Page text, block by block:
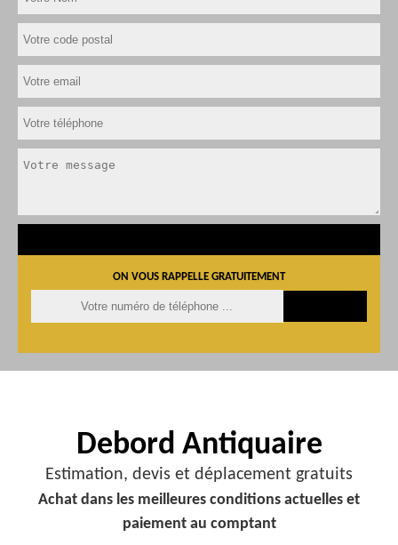
ON VOUS RAPPELLE GRATUITEMENT
Debord Antiquaire
Estimation, devis et déplacement gratuits
Achat dans les meilleures conditions actuelles et
paiement au comptant